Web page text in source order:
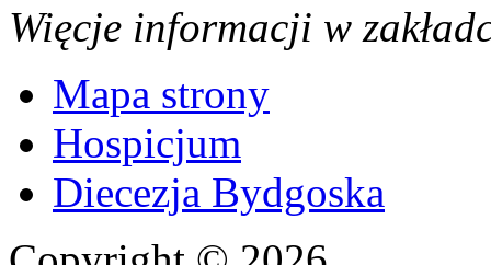
Więcje informacji w
Mapa strony
Hospicjum
Diecezja Bydgoska